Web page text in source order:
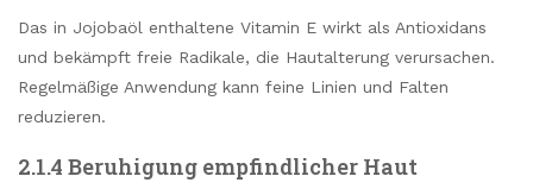
Das in Jojobaöl enthaltene Vitamin E wirkt als Antioxidans
und bekämpft freie Radikale, die Hautalterung verursachen.
Regelmäßige Anwendung kann feine Linien und Falten
reduzieren.
2.1.4 Beruhigung empfindlicher Haut